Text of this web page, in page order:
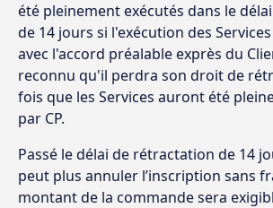
été pleinement exécutés dans le
de 14 jours si l'exécution des
avec l'accord préalable exprès du
reconnu qu'il perdra son droit de
fois que les Services auront été
par CP.
Passé le délai de rétractation de 14
peut plus annuler l’inscription sans
montant de la commande sera